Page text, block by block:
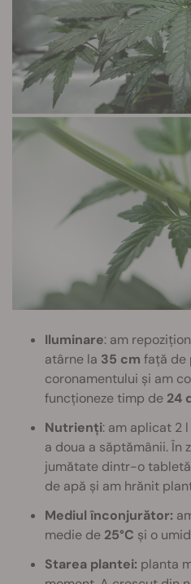
Iluminare: am
atârne la 35 cm față de
coronamentului și am
funcționeze timp de 24
Nutrienți: am aplicat 2
a doua a săptămânii. În
jumătate dintr-o tabletă
de apă și am hrănit
Mediul înconjurător:
medie de 25°C și o
Starea plantei: planta